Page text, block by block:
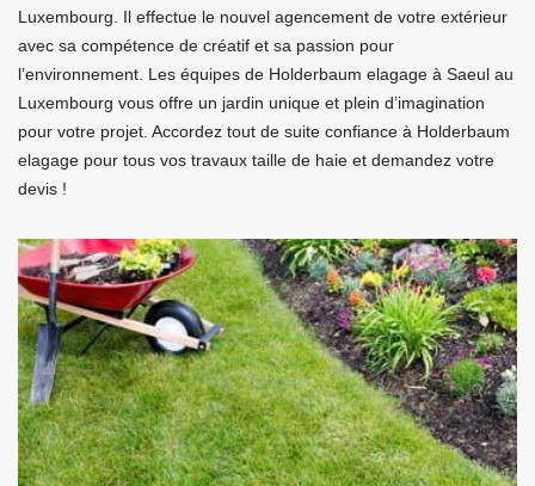
Luxembourg. Il effectue le nouvel agencement de votre extérieur
avec sa compétence de créatif et sa passion pour
l’environnement. Les équipes de Holderbaum elagage à Saeul au
Luxembourg vous offre un jardin unique et plein d’imagination
pour votre projet. Accordez tout de suite confiance à Holderbaum
elagage pour tous vos travaux taille de haie et demandez votre
devis !